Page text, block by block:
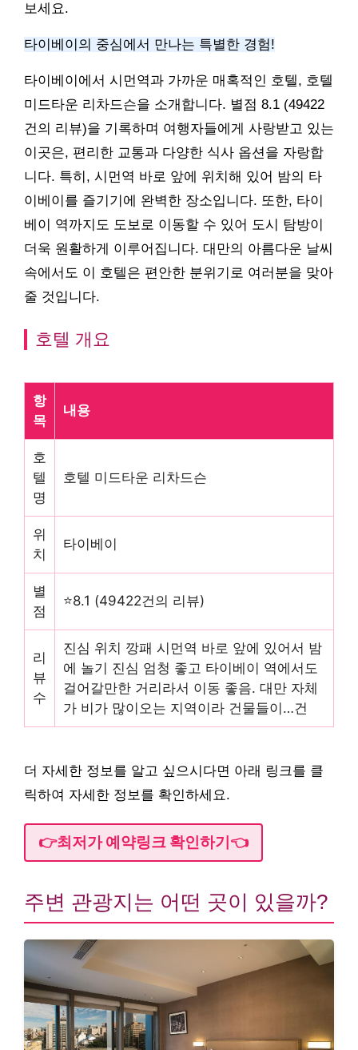
보세요.
타이베이의 중심에서 만나는 특별한 경험!
타이베이에서 시먼역과 가까운 매혹적인 호텔, 호텔
미드타운 리차드슨을 소개합니다. 별점 8.1 (49422
건의 리뷰)을 기록하며 여행자들에게 사랑받고 있는
이곳은, 편리한 교통과 다양한 식사 옵션을 자랑합
니다. 특히, 시먼역 바로 앞에 위치해 있어 밤의 타
이베이를 즐기기에 완벽한 장소입니다. 또한, 타이
베이 역까지도 도보로 이동할 수 있어 도시 탐방이
더욱 원활하게 이루어집니다. 대만의 아름다운 날씨
속에서도 이 호텔은 편안한 분위기로 여러분을 맞아
줄 것입니다.
호텔 개요
항
목
내용
호
텔
명
호텔 미드타운 리차드슨
위
치
타이베이
별
점
⭐8.1 (49422건의 리뷰)
리
뷰
수
진심 위치 깡패 시먼역 바로 앞에 있어서 밤
에 놀기 진심 엄청 좋고 타이베이 역에서도
걸어갈만한 거리라서 이동 좋음. 대만 자체
가 비가 많이오는 지역이라 건물들이…건
더 자세한 정보를 알고 싶으시다면 아래 링크를 클
릭하여 자세한 정보를 확인하세요.
👉최저가 예약링크 확인하기👈
주변 관광지는 어떤 곳이 있을까?